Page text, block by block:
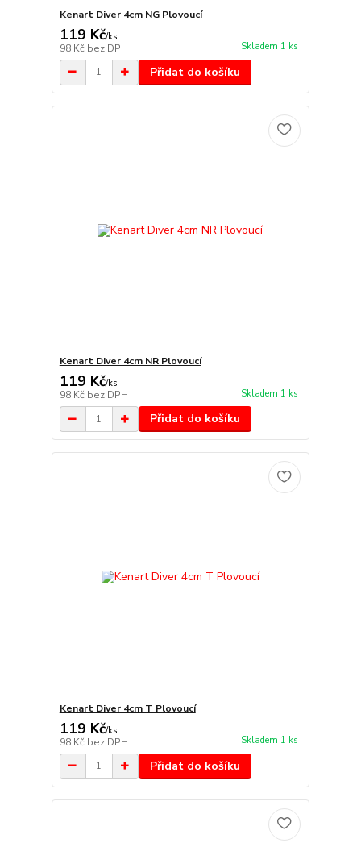
Kenart Diver 4cm NG Plovoucí
119 Kč/ks
98 Kč bez DPH Skladem 1 ks
Přidat do košíku
Kenart Diver 4cm NR Plovoucí
119 Kč/ks
98 Kč bez DPH Skladem 1 ks
Přidat do košíku
Kenart Diver 4cm T Plovoucí
119 Kč/ks
98 Kč bez DPH Skladem 1 ks
Přidat do košíku